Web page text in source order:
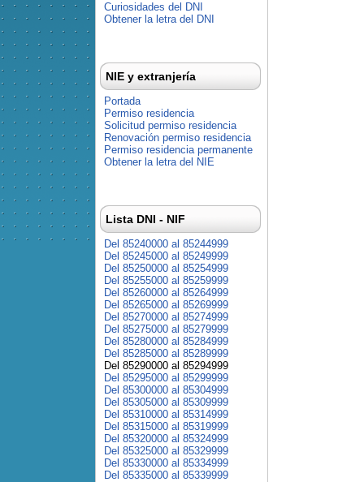
Curiosidades del DNI
Obtener la letra del DNI
NIE y extranjería
Portada
Permiso residencia
Solicitud permiso residencia
Renovación permiso residencia
Permiso residencia permanente
Obtener la letra del NIE
Lista DNI - NIF
Del 85240000 al 85244999
Del 85245000 al 85249999
Del 85250000 al 85254999
Del 85255000 al 85259999
Del 85260000 al 85264999
Del 85265000 al 85269999
Del 85270000 al 85274999
Del 85275000 al 85279999
Del 85280000 al 85284999
Del 85285000 al 85289999
Del 85290000 al 85294999
Del 85295000 al 85299999
Del 85300000 al 85304999
Del 85305000 al 85309999
Del 85310000 al 85314999
Del 85315000 al 85319999
Del 85320000 al 85324999
Del 85325000 al 85329999
Del 85330000 al 85334999
Del 85335000 al 85339999